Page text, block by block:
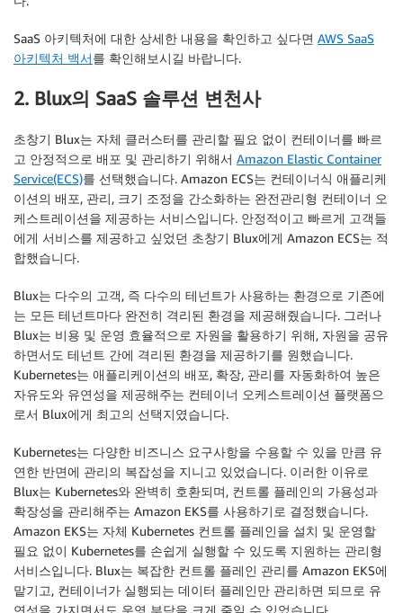
SaaS 아키텍처에 대한 상세한 내용을 확인하고 싶다면 AWS SaaS
아키텍처 백서를 확인해보시길 바랍니다.
2. Blux의 SaaS 솔루션 변천사
초창기 Blux는 자체 클러스터를 관리할 필요 없이 컨테이너를 빠르
고 안정적으로 배포 및 관리하기 위해서 Amazon Elastic Container
Service(ECS)를 선택했습니다. Amazon ECS는 컨테이너식 애플리케
이션의 배포, 관리, 크기 조정을 간소화하는 완전관리형 컨테이너 오
케스트레이션을 제공하는 서비스입니다. 안정적이고 빠르게 고객들
에게 서비스를 제공하고 싶었던 초창기 Blux에게 Amazon ECS는 적
합했습니다.
Blux는 다수의 고객, 즉 다수의 테넌트가 사용하는 환경으로 기존에
는 모든 테넌트마다 완전히 격리된 환경을 제공해줬습니다. 그러나
Blux는 비용 및 운영 효율적으로 자원을 활용하기 위해, 자원을 공유
하면서도 테넌트 간에 격리된 환경을 제공하기를 원했습니다.
Kubernetes는 애플리케이션의 배포, 확장, 관리를 자동화하여 높은
자유도와 유연성을 제공해주는 컨테이너 오케스트레이션 플랫폼으
로서 Blux에게 최고의 선택지였습니다.
Kubernetes는 다양한 비즈니스 요구사항을 수용할 수 있을 만큼 유
연한 반면에 관리의 복잡성을 지니고 있었습니다. 이러한 이유로
Blux는 Kubernetes와 완벽히 호환되며, 컨트롤 플레인의 가용성과
확장성을 관리해주는 Amazon EKS를 사용하기로 결정했습니다.
Amazon EKS는 자체 Kubernetes 컨트롤 플레인을 설치 및 운영할
필요 없이 Kubernetes를 손쉽게 실행할 수 있도록 지원하는 관리형
서비스입니다. Blux는 복잡한 컨트롤 플레인 관리를 Amazon EKS에
맡기고, 컨테이너가 실행되는 데이터 플레인만 관리하면 되므로 유
연성을 가지면서도 운영 부담을 크게 줄일 수 있었습니다.